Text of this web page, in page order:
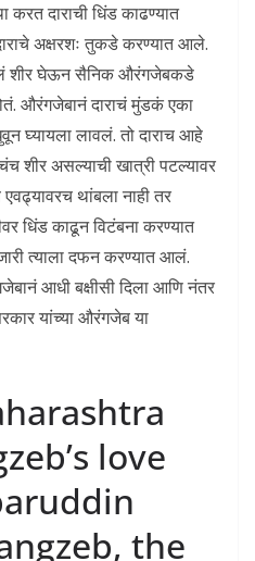
करत दाराची धिंड काढण्यात
अक्षरशः तुकडे करण्यात आले.
शीर घेऊन सैनिक औरंगजेबकडे
औरंगजेबानं दाराचं मुंडकं एका
घ्यायला लावलं. तो दाराच आहे
शीर असल्याची खात्री पटल्यावर
थांबला नाही तर
धिंड काढून विटंबना करण्यात
त्याला दफन करण्यात आलं.
आधी बक्षीसी दिला आणि नंतर
यांच्या औरंगजेब या
love
the